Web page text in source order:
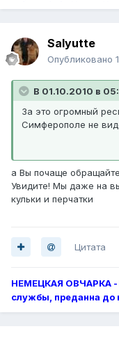
Salyutte
Опубликовано
В 01.10.2010 в
За это огромный
Симферополе не
а Вы почаще
Увидите! Мы даже на
кульки и перчатки
Цитата
НЕМЕЦКАЯ ОВЧАРКА -
службы, преданна до